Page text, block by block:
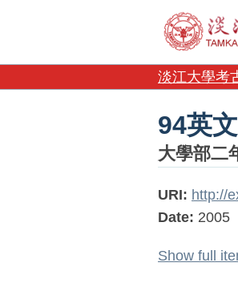
94英文
淡江大學考
94英文
大學部二
URI: http://
Date: 2005
Show full